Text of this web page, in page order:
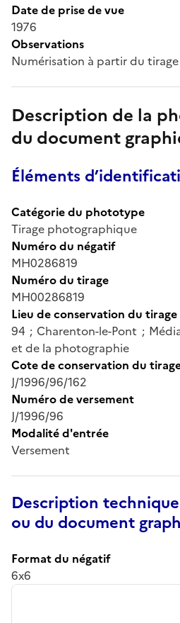
Date de prise de vue
1976
Observations
Numérisation à partir du tirage
Description de la
du document
Éléments
Catégorie du phototype
Tirage photographique
Numéro du négatif
MH0286819
Numéro du tirage
MH00286819
Lieu de conservation du tirage
94 ; Charenton-le-Pont ;
et de la photographie
Cote de conservation du
J/1996/96/162
Numéro de versement
J/1996/96
Modalité d'entrée
Versement
Description
ou du document
Format du négatif
6x6